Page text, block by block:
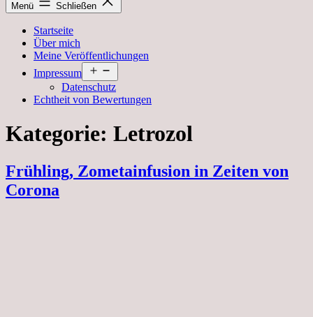
Menü Schließen
Startseite
Über mich
Meine Veröffentlichungen
Impressum
öffnen
Datenschutz
Echtheit von Bewertungen
Kategorie: Letrozol
Frühling, Zometainfusion in Zeiten von
Corona